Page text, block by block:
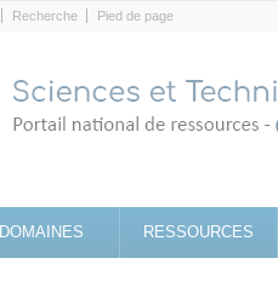
Recherche Pied de page
DOMAINES RESSOURCES